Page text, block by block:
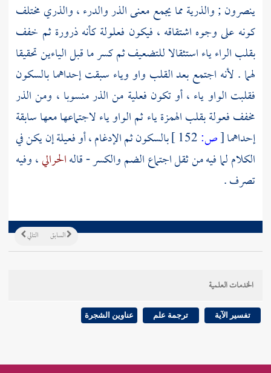
ينصرون ; والذرية مما يجمع معنى الذر والدرء ، والذري مختلف
كونه على وجوه اشتقاقه ، فيكون فعلولة كأنه ذرورة ثم خفف
بقلب الراء ياء استثقالا للتضعيف ثم كسر ما قبل الياءين تحقيقا
لهما . لأنه اجتمع بعد القلب واو وياء سبقت إحداهما بالسكون
فقلبت الواو ياء ، أو تكون فعلية من الذر منسوبا ، ومن الذر
مخفف فعولة بقلب الهمزة ياء ثم الواو ياء لاجتماعها معها سابقة
إحداهما[ص:
بالسكون ثم الإدغام ، أو فعيلة إن يكن في
الكلام لما فيه من ثقل اجتماع الضم والكسر - قالهالحرالي، وفيه
تصرف .
التالي السابق
الخدمات العلمية
تفسير الآية ترجمة علم عناوين الشجرة